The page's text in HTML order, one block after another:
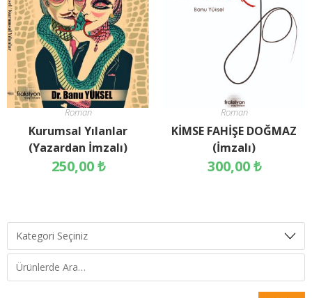
Roman
Kurumsal Yılanlar
(Yazardan İmzalı)
250,00₺
Roman
KİMSE FAHİŞE DOĞMAZ
(İmzalı)
300,00₺